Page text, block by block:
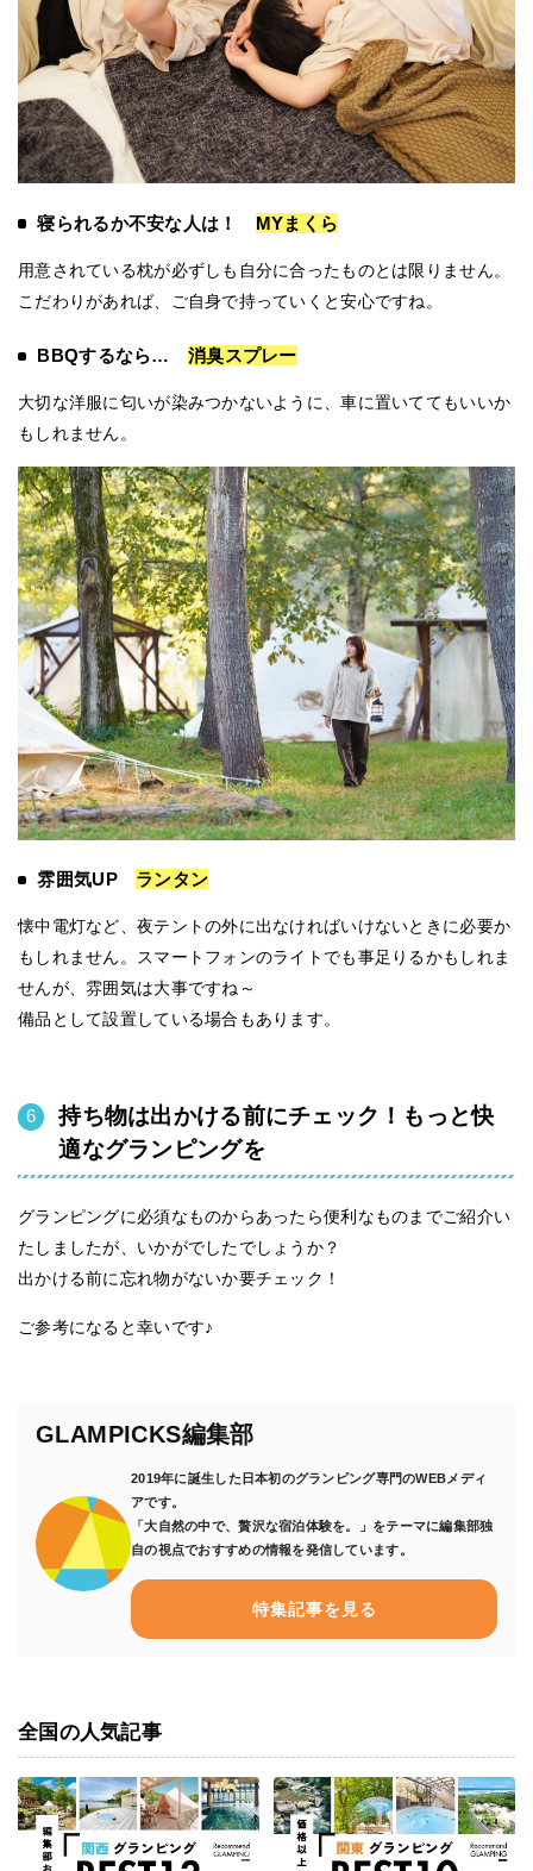
寝られるか不安な人は！ MYまくら
用意されている枕が必ずしも自分に合ったものとは限りません。
こだわりがあれば、ご自身で持っていくと安心ですね。
BBQするなら… 消臭スプレー
大切な洋服に匂いが染みつかないように、車に置いててもいいか
もしれません。
雰囲気UP ランタン
懐中電灯など、夜テントの外に出なければいけないときに必要か
もしれません。スマートフォンのライトでも事足りるかもしれま
せんが、雰囲気は大事ですね～
備品として設置している場合もあります。
持ち物は出かける前にチェック！もっと快
適なグランピングを
グランピングに必須なものからあったら便利なものまでご紹介い
たしましたが、いかがでしたでしょうか？
出かける前に忘れ物がないか要チェック！
ご参考になると幸いです♪
GLAMPICKS編集部
2019年に誕生した日本初のグランピング専門のWEBメディ
アです。
「大自然の中で、贅沢な宿泊体験を。」をテーマに編集部独
自の視点でおすすめの情報を発信しています。
特集記事を見る
全国の人気記事